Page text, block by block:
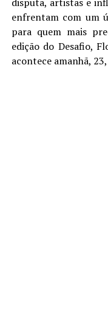
enfrentam com um
para quem mais
edição do Desafio,
acontece amanhã,